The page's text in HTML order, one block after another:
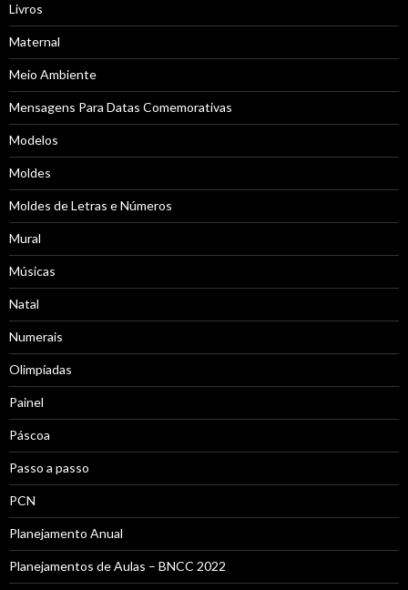
Livros
Maternal
Meio Ambiente
Mensagens Para Datas Comemorativas
Modelos
Moldes
Moldes de Letras e Números
Mural
Músicas
Natal
Numerais
Olimpíadas
Painel
Páscoa
Passo a passo
PCN
Planejamento Anual
Planejamentos de Aulas – BNCC 2022